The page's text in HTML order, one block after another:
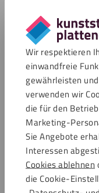
Wir respektieren
einwandfreie
gewährleisten
verwenden wir
die für den
Marketing-
Sie Angebote
Interessen
Cookies ablehnen
die Cookie-
Direkt zu:
Beschreibung